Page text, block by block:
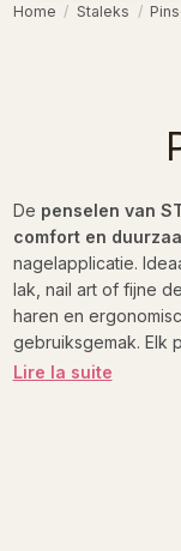
Home Staleks
De penselen van
comfort en
nagelapplicatie.
lak, nail art of fijne
haren en
gebruiksgemak. Elk
specifieke techniek,
Lire la suite